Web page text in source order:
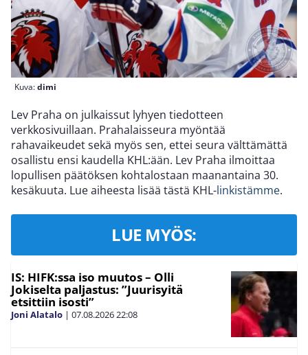
Kuva:dimi
Lev Praha on julkaissut lyhyen tiedotteen
verkkosivuillaan. Prahalaisseura myöntää
rahavaikeudet sekä myös sen, ettei seura välttämättä
osallistu ensi kaudella KHL:ään. Lev Praha ilmoittaa
lopullisen päätöksen kohtalostaan maanantaina 30.
kesäkuuta. Lue aiheesta lisää tästä KHL-linkistämme.
LUE MYÖS:
IS: HIFK:ssa iso muutos – Olli
Jokiselta paljastus: ”Juurisyitä
etsittiin isosti”
Joni Alatalo | 07.08.202622:08